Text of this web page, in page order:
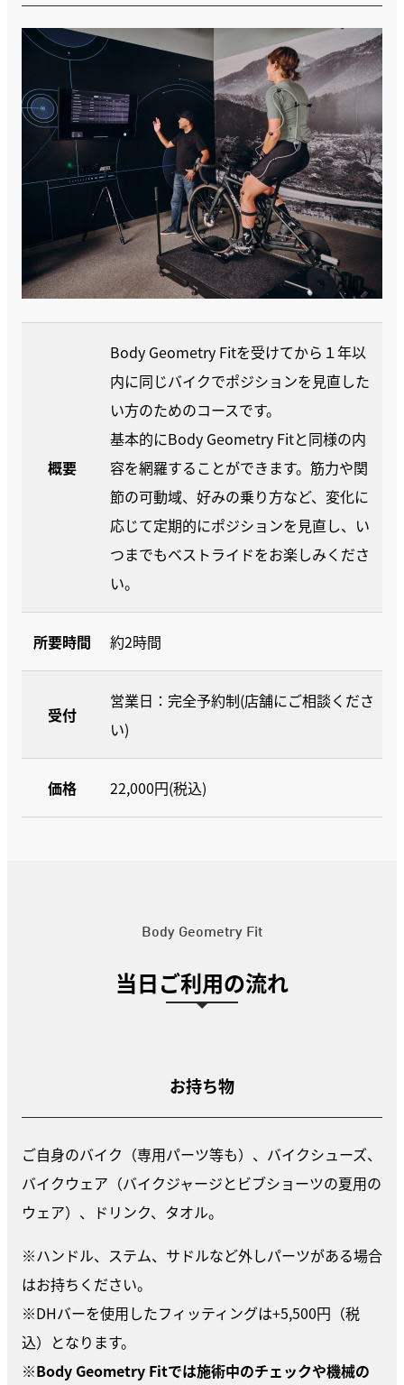
概要
Body Geometry Fitを受けてから１年以
内に同じバイクでポジションを見直した
い方のためのコースです。
基本的にBody Geometry Fitと同様の内
容を網羅することができます。筋力や関
節の可動域、好みの乗り方など、変化に
応じて定期的にポジションを見直し、い
つまでもベストライドをお楽しみくださ
い。
所要時間 約2時間
受付
営業日：完全予約制(店舗にご相談くださ
い)
価格 22,000円(税込)
Body Geometry Fit
当日ご利用の流れ
お持ち物
ご自身のバイク（専用パーツ等も）、バイクシューズ、
バイクウェア（バイクジャージとビブショーツの夏用の
ウェア）、ドリンク、タオル。
※ハンドル、ステム、サドルなど外しパーツがある場合
はお持ちください。
※DHバーを使用したフィッティングは+5,500円（税
込）となります。
※Body Geometry Fitでは施術中のチェックや機械の